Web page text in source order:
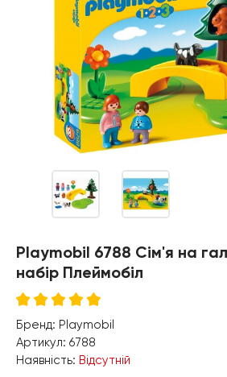
Playmobil 6788 Сім'я на
набір Плеймобіл
Бренд: Playmobil
Артикул: 6788
Наявність: Відсутній